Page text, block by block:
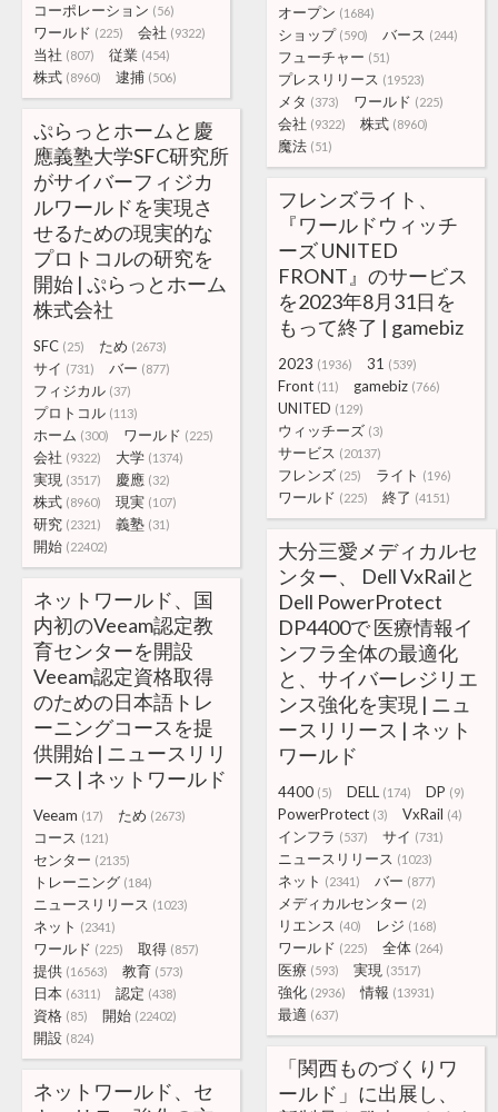
オープン (1684)
ショップ (590) バース (244)
フューチャー (51)
プレスリリース (19523)
メタ (373) ワールド (225)
会社 (9322) 株式 (8960)
魔法 (51)
コーポレーション (56)
ワールド (225) 会社 (9322)
当社 (807) 従業 (454)
株式 (8960) 逮捕 (506)
ぷらっとホームと慶
應義塾大学SFC研究所
がサイバーフィジカ
ルワールドを実現さ
せるための現実的な
プロトコルの研究を
開始 | ぷらっとホーム
株式会社
SFC (25) ため (2673)
サイ (731) バー (877)
フィジカル (37)
プロトコル (113)
ホーム (300) ワールド (225)
会社 (9322) 大学 (1374)
実現 (3517) 慶應 (32)
株式 (8960) 現実 (107)
研究 (2321) 義塾 (31)
開始 (22402)
フレンズライト、
『ワールドウィッチ
ーズ UNITED
FRONT』のサービス
を2023年8月31日を
もって終了 | gamebiz
2023 (1936) 31 (539)
Front (11) gamebiz (766)
UNITED (129)
ウィッチーズ (3)
サービス (20137)
フレンズ (25) ライト (196)
ワールド (225) 終了 (4151)
大分三愛メディカルセ
ンター、 Dell VxRailと
Dell PowerProtect
DP4400で 医療情報イ
ンフラ全体の最適化
と、サイバーレジリエ
ンス強化を実現 | ニュ
ースリリース | ネット
ワールド
4400 (5) DELL (174) DP (9)
PowerProtect (3) VxRail (4)
インフラ (537) サイ (731)
ニュースリリース (1023)
ネット (2341) バー (877)
メディカルセンター (2)
リエンス (40) レジ (168)
ワールド (225) 全体 (264)
医療 (593) 実現 (3517)
強化 (2936) 情報 (13931)
最適 (637)
ネットワールド、国
内初のVeeam認定教
育センターを開設
Veeam認定資格取得
のための日本語トレ
ーニングコースを提
供開始 | ニュースリリ
ース | ネットワールド
Veeam (17) ため (2673)
コース (121)
センター (2135)
トレーニング (184)
ニュースリリース (1023)
ネット (2341)
ワールド (225) 取得 (857)
提供 (16563) 教育 (573)
日本 (6311) 認定 (438)
資格 (85) 開始 (22402)
開設 (824)
「関西ものづくりワ
ールド」に出展し、
ネットワールド、セ